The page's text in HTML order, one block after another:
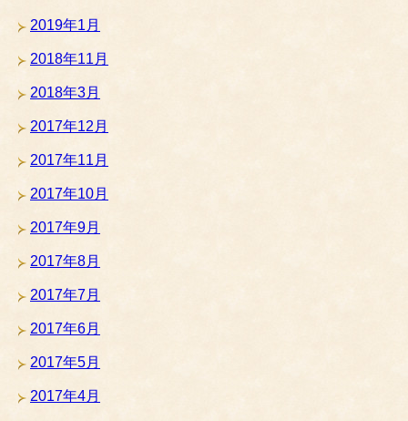
2019年1月
2018年11月
2018年3月
2017年12月
2017年11月
2017年10月
2017年9月
2017年8月
2017年7月
2017年6月
2017年5月
2017年4月